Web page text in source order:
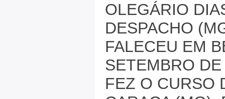
OLEGÁRIO
DESPACHO
FALECEU EM
SETEMBRO
FEZ O CURSO